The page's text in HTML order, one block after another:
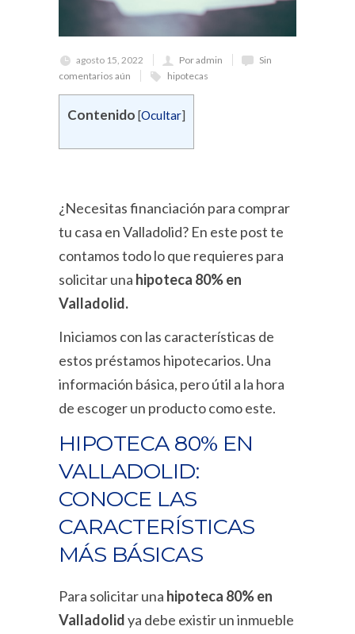
agosto 15, 2022 Por admin
Sin
comentarios aún
hipotecas
Contenido [Ocultar]
¿Necesitas financiación para comprar
tu casa en Valladolid? En este post te
contamos todo lo que requieres para
solicitar una hipoteca 80% en
Valladolid.
Iniciamos con las características de
estos préstamos hipotecarios. Una
información básica, pero útil a la hora
de escoger un producto como este.
HIPOTECA 80% EN
VALLADOLID:
CONOCE LAS
CARACTERÍSTICAS
MÁS BÁSICAS
Para solicitar una hipoteca 80% en
Valladolidya debe existir un inmueble